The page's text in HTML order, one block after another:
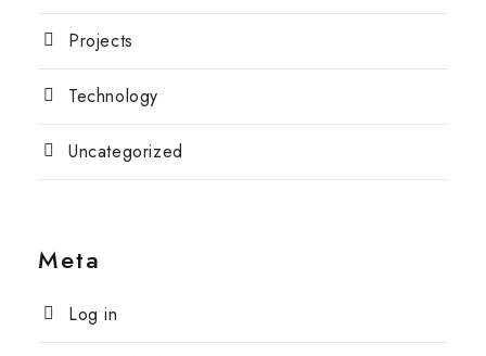
Projects
Technology
Uncategorized
Meta
Log in